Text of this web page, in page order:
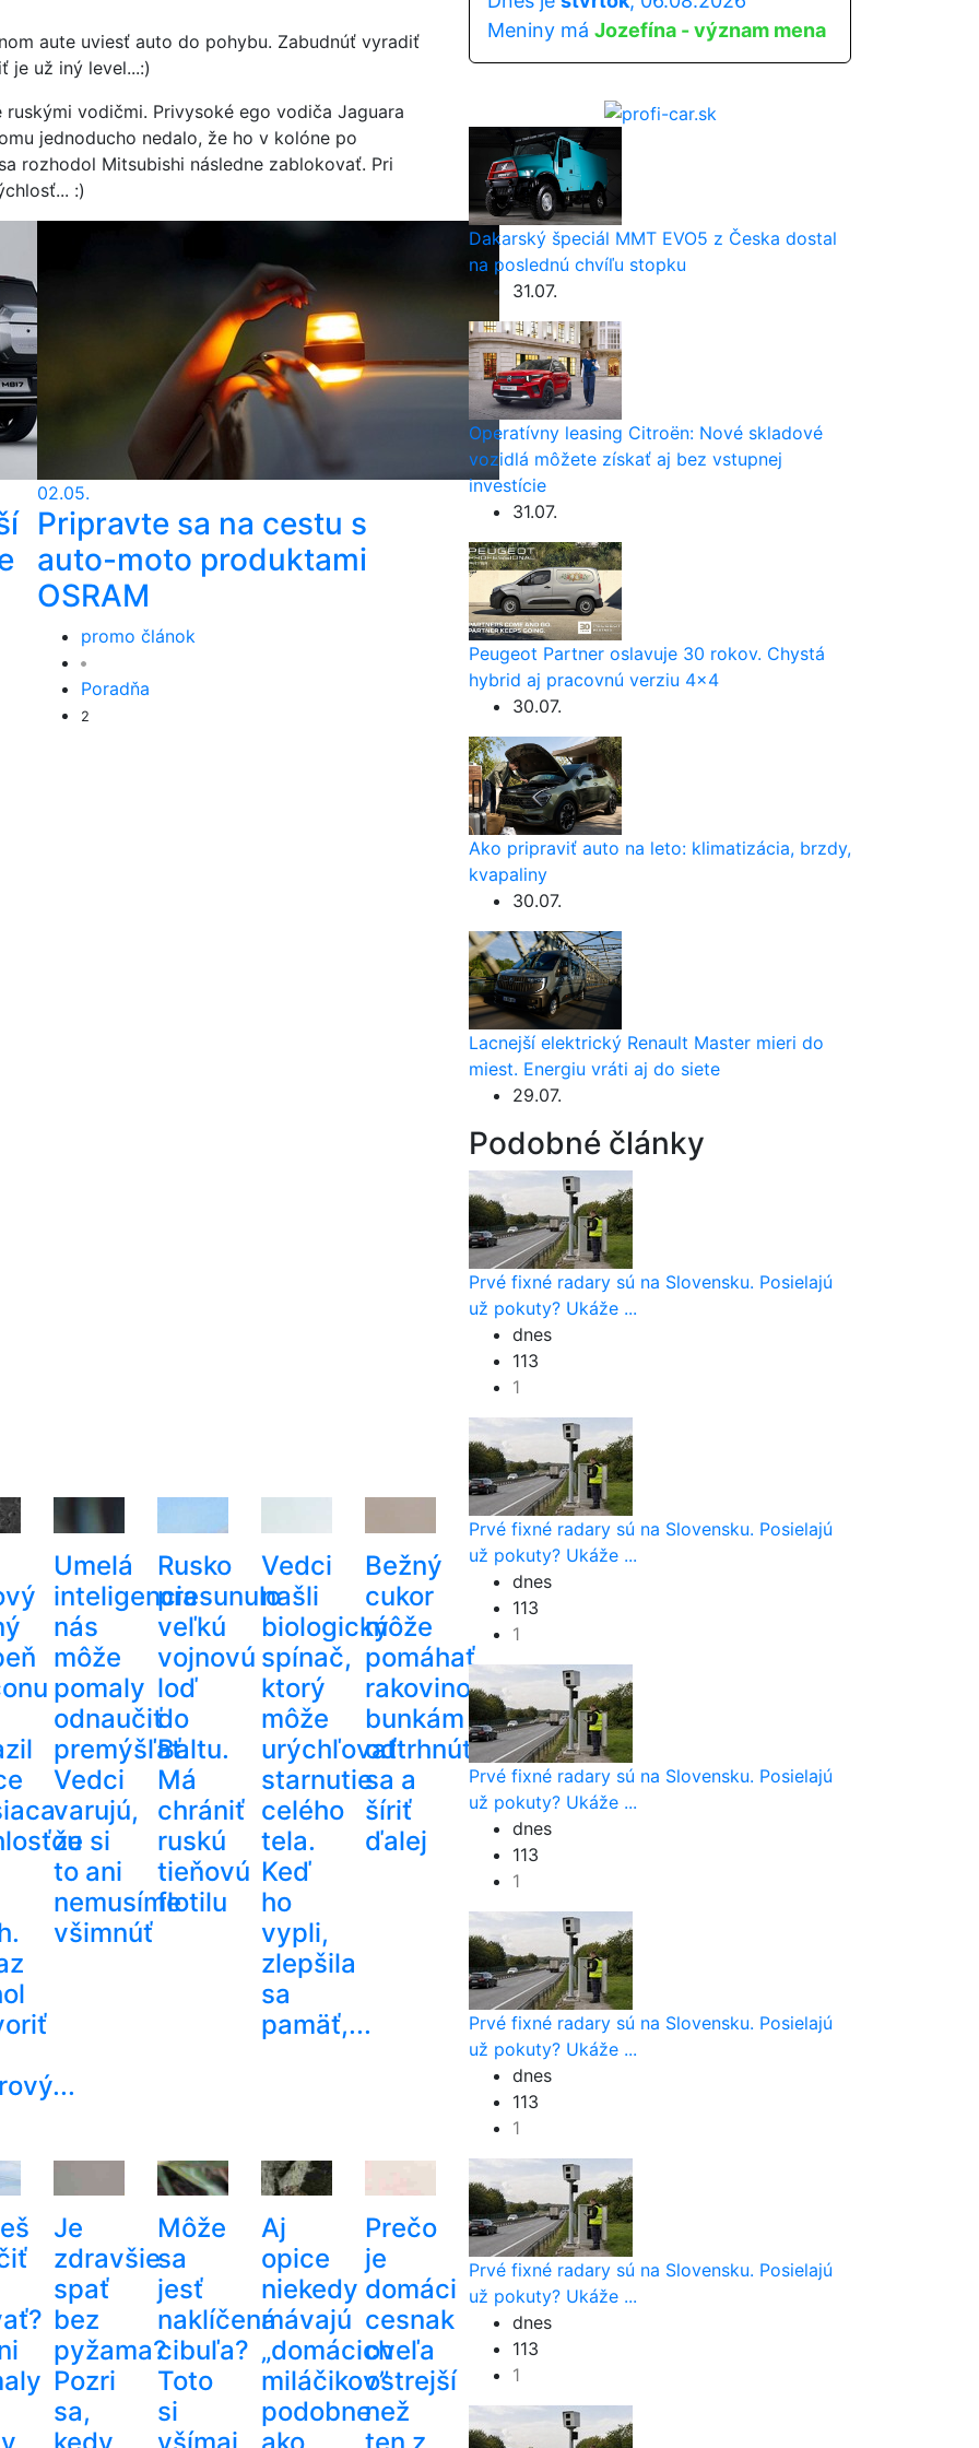
aute uviesť auto do pohybu. Zabudnúť vyradiť
je už iný level...:)
vodičmi. Privysoké ego vodiča Jaguara
jednoducho nedalo, že ho v kolóne po
rozhodol Mitsubishi následne zablokovať. Pri
:)
02.05.
Pripravte sa na cestu s
auto-moto produktami
OSRAM
promo článok
Poradňa
2
Umelá
inteligencia
nás
môže
pomaly
odnaučiť
premýšľať.
Vedci
varujú,
že si
to ani
nemusíme
všimnúť
Rusko
presunulo
veľkú
vojnovú
loď
do
Baltu.
Má
chrániť
ruskú
tieňovú
flotilu
Vedci
našli
biologický
spínač,
ktorý
môže
urýchľovať
starnutie
celého
tela.
Keď
ho
vypli,
zlepšila
sa
pamäť,...
Bežný
cukor
môže
pomáhať
rakovinovým
bunkám
odtrhnúť
sa a
šíriť
ďalej
Je
zdravšie
spať
bez
pyžama?
Pozri
sa,
Môže
sa
jesť
naklíčená
cibuľa?
Toto
si
Aj
opice
niekedy
mávajú
„domácich
miláčikov”
podobne
Prečo
je
domáci
cesnak
oveľa
ostrejší
než
Meniny má Jozefína - význam mena
Dakarský špeciál MMT EVO5 z Česka dostal
na poslednú chvíľu stopku
31.07.
Operatívny leasing Citroën: Nové skladové
vozidlá môžete získať aj bez vstupnej
investície
31.07.
Peugeot Partner oslavuje 30 rokov. Chystá
hybrid aj pracovnú verziu 4×4
30.07.
Ako pripraviť auto na leto: klimatizácia, brzdy,
kvapaliny
30.07.
Lacnejší elektrický Renault Master mieri do
miest. Energiu vráti aj do siete
29.07.
Podobné články
Prvé fixné radary sú na Slovensku. Posielajú
už pokuty? Ukáže ...
dnes
113
1
Prvé fixné radary sú na Slovensku. Posielajú
už pokuty? Ukáže ...
dnes
113
1
Prvé fixné radary sú na Slovensku. Posielajú
už pokuty? Ukáže ...
dnes
113
1
Prvé fixné radary sú na Slovensku. Posielajú
už pokuty? Ukáže ...
dnes
113
1
Prvé fixné radary sú na Slovensku. Posielajú
už pokuty? Ukáže ...
dnes
113
1